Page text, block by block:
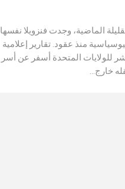
الماضية، وجدت فنزويلا نفسها
منذ عقود. تقارير إعلامية
للولايات المتحدة أسفر عن أسر
خارج…